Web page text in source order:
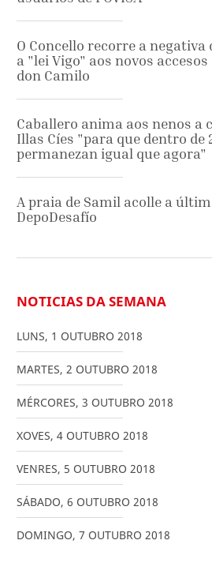
O Concello recorre a
a "lei Vigo" aos novos accesos
don Camilo
Caballero anima aos nenos a
Illas Cíes "para que dentro de
permanezan igual que agora"
A praia de Samil acolle a
DepoDesafío
NOTICIAS DA SEMANA
LUNS, 1 OUTUBRO 2018
MARTES, 2 OUTUBRO 2018
MÉRCORES, 3 OUTUBRO 2018
XOVES, 4 OUTUBRO 2018
VENRES, 5 OUTUBRO 2018
SÁBADO, 6 OUTUBRO 2018
DOMINGO, 7 OUTUBRO 2018